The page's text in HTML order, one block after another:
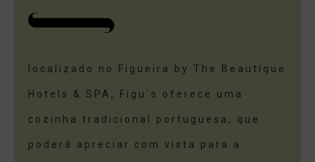
localizado no Figueira by The Beautique
Hotels & SPA, Figu´s oferece uma
cozinha tradicional portuguesa, que
poderá apreciar com vista para a